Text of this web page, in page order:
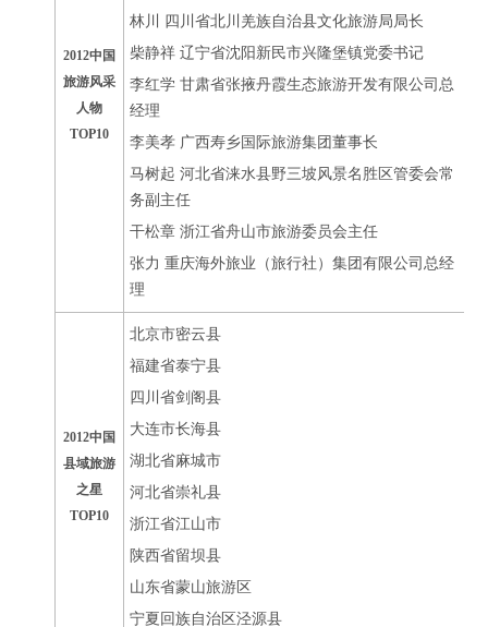
2012中国
旅游风采
人物
TOP10
林川 四川省北川羌族自治县文化旅游局局长
柴静祥 辽宁省沈阳新民市兴隆堡镇党委书记
李红学 甘肃省张掖丹霞生态旅游开发有限公司总
经理
李美孝 广西寿乡国际旅游集团董事长
马树起 河北省涞水县野三坡风景名胜区管委会常
务副主任
干松章 浙江省舟山市旅游委员会主任
张力 重庆海外旅业（旅行社）集团有限公司总经
理
2012中国
县域旅游
之星
TOP10
北京市密云县
福建省泰宁县
四川省剑阁县
大连市长海县
湖北省麻城市
河北省崇礼县
浙江省江山市
陕西省留坝县
山东省蒙山旅游区
宁夏回族自治区泾源县